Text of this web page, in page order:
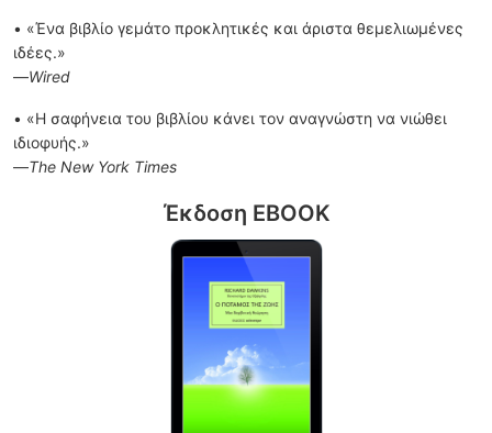
• «Ένα βιβλίο γεμάτο προκλητικές και άριστα θεμελιωμένες
ιδέες.»
—Wired
• «Η σαφήνεια του βιβλίου κάνει τον αναγνώστη να νιώθει
ιδιοφυής.»
—The New York Times
Έκδοση EBOOK